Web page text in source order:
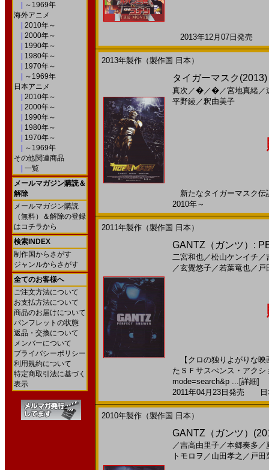
～1969年
海外アニメ
2010年～
2000年～
1990年～
1980年～
1970年～
～1969年
日本アニメ
2010年～
2000年～
1990年～
1980年～
1970年～
～1969年
その他関連商品
一覧
メールマガジン購読＆
解除
メールマガジン購読
（無料）＆解除の登録
はコチラから
検索INDEX
制作国からさがす
ジャンルからさがす
全てのお客様へ
ご注文方法について
お支払方法について
商品のお届けについて
パンフレットの状態
返品・交換について
メンバーについて
プライバシーポリシー
利用規約について
特定商取引法に基づく
表示
2013年12月07日発売
2013年製作（製作国 日本）
タイガーマスク
真次 ／�／�／宮地真緒／
平野綾／釈由美子
新たなタイガーマスク
2010年～
2011年製作（製作国 日本）
GANTZ（ガンツ）:
二宮和也／松山ケンイチ ／
／玄覺悠子／若葉竜也／ 戸
【クロの独りよがりな映
たＳＦサスぺンス・アク
mode=search&p ... [詳細]
2011年04月23日発売 日
2010年製作（製作国 日本）
GANTZ（ガンツ）
／吉高由里子／本郷奏多 ／
トモロヲ ／ 山田孝之 ／ 戸田